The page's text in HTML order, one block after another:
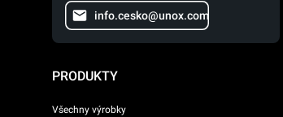
info.cesko@unox.com
PRODUKTY
Všechny výrobky